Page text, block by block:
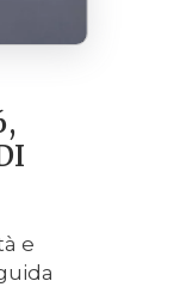
e